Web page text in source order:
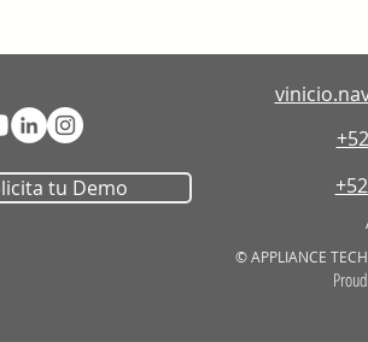
tu Demo
vinicio
© APPLIANCE